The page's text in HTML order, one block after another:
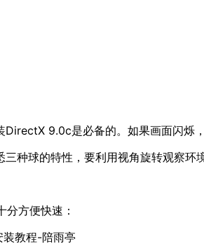
9.0c是必备的。如果画面闪烁
种球的特性，要利用视角旋转观察环
方便快速：